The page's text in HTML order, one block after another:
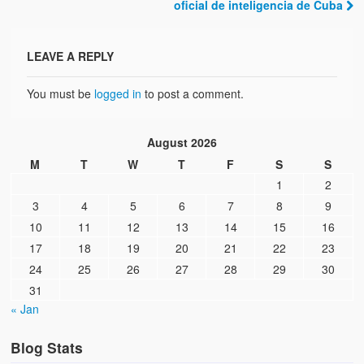
oficial de inteligencia de Cuba
LEAVE A REPLY
You must be logged in to post a comment.
August 2026
M
T W T F S
S
1
2
3
4 5 6 7 8
9
10
11 12 13 14 15
16
17
18 19 20 21 22
23
24
25 26 27 28 29
30
31
« Jan
Blog Stats